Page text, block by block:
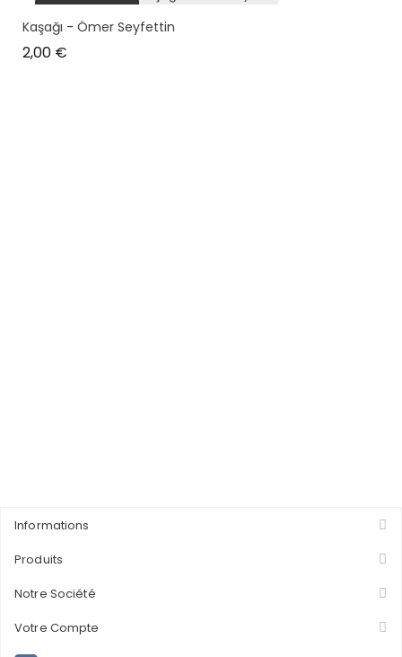
plus en stock
Kaşağı - Ömer Seyfettin
2,00 €
Informations
Produits
Notre Société
Votre Compte